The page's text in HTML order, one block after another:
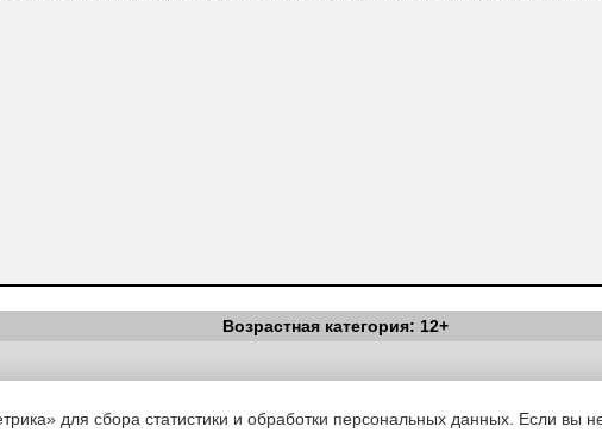
Возрастная категория: 12+
(c) |Вестник Педагога|Об издании|Условия|Политика
для сбора статистики и обработки персональных данных. Если вы